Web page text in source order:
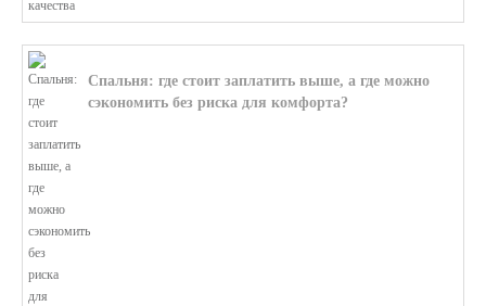
Спальня: где стоит заплатить выше, а где можно
сэкономить без риска для комфорта?